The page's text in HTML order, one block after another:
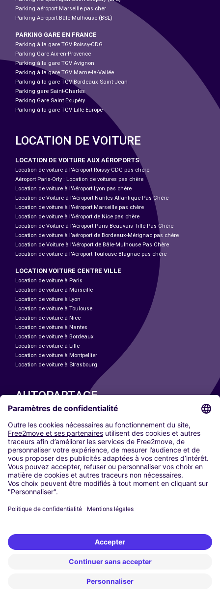
Parking aéroport Marseille pas cher
Parking Aéroport Bâle-Mulhouse (BSL)
PARKING GARE EN FRANCE
Parking à la gare TGV Roissy-CDG
Parking Gare Aix-en-Provence
Parking à la gare TGV Avignon
Parking à la gare TGV Marne-la-Vallée
Parking à la gare TGV Bordeaux Saint-Jean
Parking gare Saint-Charles
Parking Gare Saint Exupéry
Parking à la gare TGV Lille Europe
LOCATION DE VOITURE
LOCATION DE VOITURE AUX AÉROPORTS
Location de voiture à l'Aéroport Roissy-CDG pas chère
Aéroport Paris-Orly : Location de voitures pas chère
Location de voiture à l'Aéroport Lyon pas chère
Location de Voiture à l'Aéroport Nantes Atlantique Pas Chère
Location de voiture à l'Aéroport Marseille pas chère
Location de voiture à l'Aéroport de Nice pas chère
Location de Voiture à l'Aéroport Paris Beauvais-Tillé Pas Chère
Location de voiture à l’aéroport de Bordeaux-Mérignac pas chère
Location de Voiture à l'Aéroport de Bâle-Mulhouse Pas Chère
Location de voiture à l'Aéroport Toulouse-Blagnac pas chère
LOCATION VOITURE CENTRE VILLE
Location de voiture à Paris
Location de voiture à Marseille
Location de voiture à Lyon
Location de voiture à Toulouse
Location de voiture à Nice
Location de voiture à Nantes
Location de voiture à Bordeaux
Location de voiture à Lille
Location de voiture à Montpellier
Location de voiture à Strasbourg
AUTOPARTAGE
Paris
Madrid
Washington DC
Milan
Rome
Turin
Vienne
Berlin
Düsseldorf